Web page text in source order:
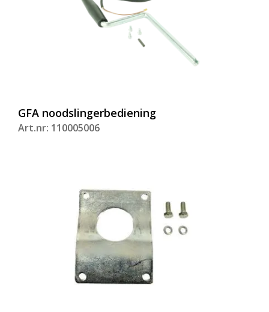
GFA noodslingerbediening
Art.nr: 110005006